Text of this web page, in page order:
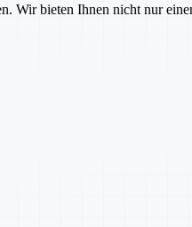
Wir bieten Ihnen nicht nur